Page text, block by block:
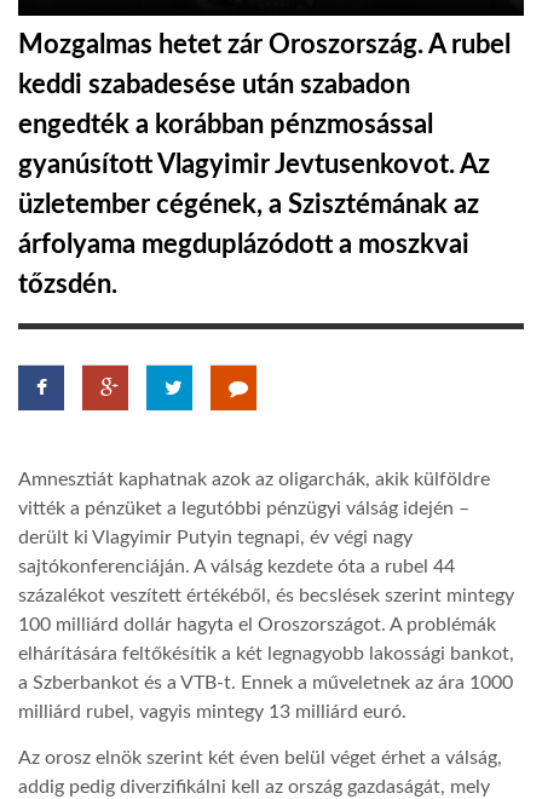
GLOBOTV BP
HÍR3D
TROPICALMAGAZIN
A NAP SZÉPE
LINKTR.EE
GLOBOZSARU
DOBRAVERO.HU
Mozgalmas hetet zár Oroszország. A rubel
keddi szabadesése után szabadon
engedték a korábban pénzmosással
gyanúsított Vlagyimir Jevtusenkovot. Az
üzletember cégének, a Szisztémának az
árfolyama megduplázódott a moszkvai
tőzsdén.
Amnesztiát kaphatnak azok az oligarchák, akik külföldre
vitték a pénzüket a legutóbbi pénzügyi válság idején –
derült ki Vlagyimir Putyin tegnapi, év végi nagy
sajtókonferenciáján. A válság kezdete óta a rubel 44
százalékot veszített értékéből, és becslések szerint mintegy
100 milliárd dollár hagyta el Oroszországot. A problémák
elhárítására feltőkésítik a két legnagyobb lakossági bankot,
a Szberbankot és a VTB-t. Ennek a műveletnek az ára 1000
milliárd rubel, vagyis mintegy 13 milliárd euró.
Az orosz elnök szerint két éven belül véget érhet a válság,
addig pedig diverzifikálni kell az ország gazdaságát, mely